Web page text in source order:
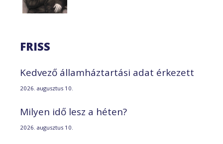
FRISS
Kedvező államháztartási adat érkezett
2026. augusztus 10.
Milyen idő lesz a héten?
2026. augusztus 10.